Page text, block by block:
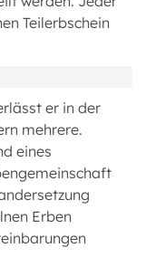
Teilerbschein
er in der
mehrere.
eines
Erben